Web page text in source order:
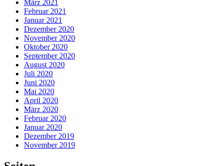
März 2021
Februar 2021
Januar 2021
Dezember 2020
November 2020
Oktober 2020
September 2020
August 2020
Juli 2020
Juni 2020
Mai 2020
April 2020
März 2020
Februar 2020
Januar 2020
Dezember 2019
November 2019